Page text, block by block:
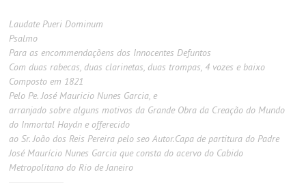
Laudate Pueri Dominum
Psalmo
Para as encommendaçõens dos Innocentes Defuntos
Com duas rabecas, duas clarinetas, duas trompas, 4 vozes e baixo
Composto em 1821
Pelo Pe. José Mauricio Nunes Garcia, e
arranjado sobre alguns motivos da Grande Obra da Creação do Mundo
do Inmortal Haydn e offerecido
ao Sr. João dos Reis Pereira pelo seo Autor.Capa de partitura do Padre
José Maurício Nunes Garcia que consta do acervo do Cabido
Metropolitano do Rio de Janeiro